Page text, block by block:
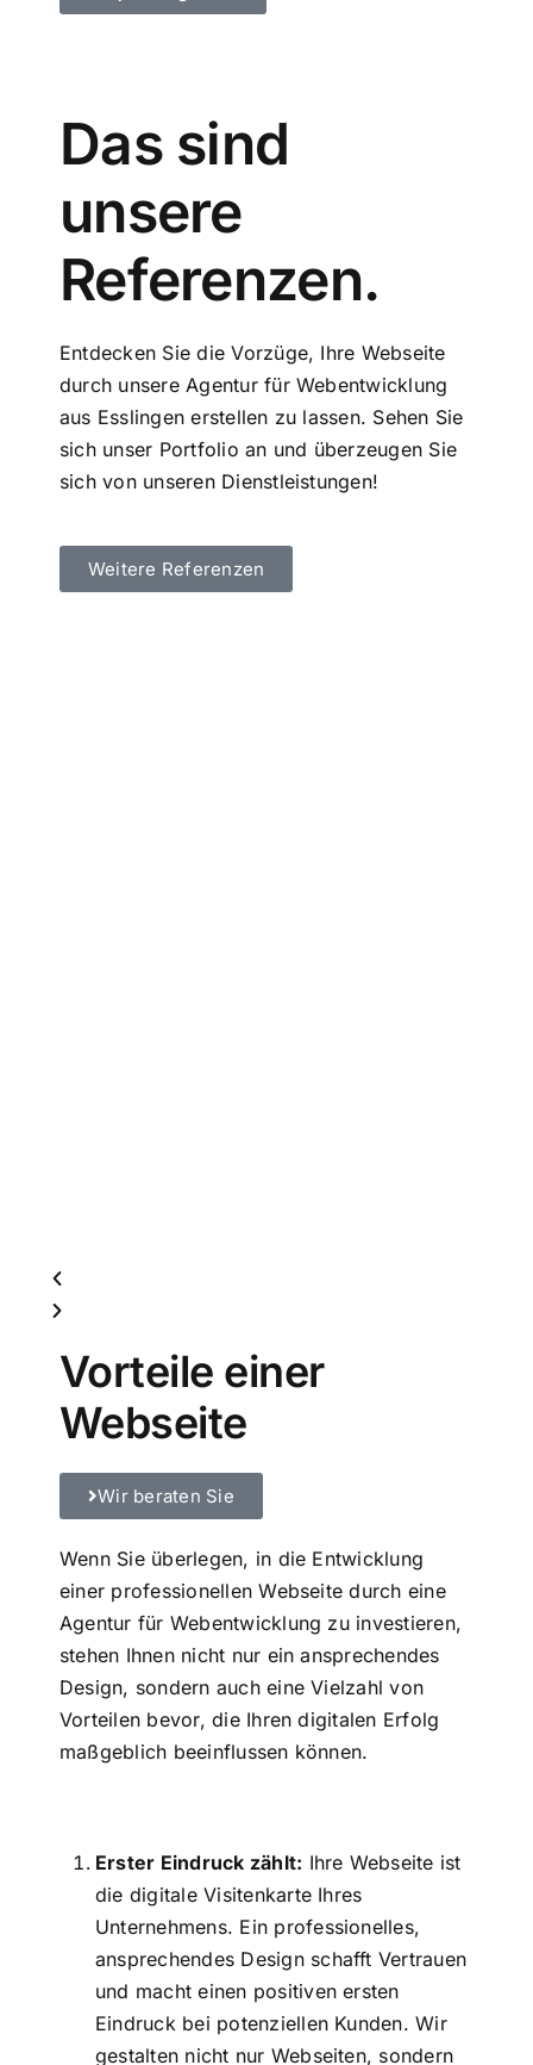
Das sind
unsere
Referenzen.
Entdecken Sie die Vorzüge, Ihre Webseite
durch unsere Agentur für Webentwicklung
aus Esslingen erstellen zu lassen. Sehen Sie
sich unser Portfolio an und überzeugen Sie
sich von unseren Dienstleistungen!
Weitere Referenzen
Vorteile einer
Webseite
Wir beraten Sie
Wenn Sie überlegen, in die Entwicklung
einer professionellen Webseite durch eine
Agentur für Webentwicklung zu investieren,
stehen Ihnen nicht nur ein ansprechendes
Design, sondern auch eine Vielzahl von
Vorteilen bevor, die Ihren digitalen Erfolg
maßgeblich beeinflussen können.
Erster Eindruck zählt: Ihre Webseite ist
die digitale Visitenkarte Ihres
Unternehmens. Ein professionelles,
ansprechendes Design schafft Vertrauen
und macht einen positiven ersten
Eindruck bei potenziellen Kunden. Wir
gestalten nicht nur Webseiten, sondern